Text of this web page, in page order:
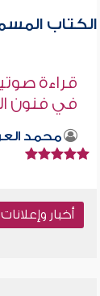
الكتاب
قراءة
في فنون
محمد
أخبار وإعلانات